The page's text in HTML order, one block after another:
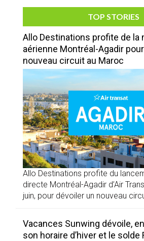
TOP STORIES
Allo Destinations profite de la
aérienne Montréal-Agadir
nouveau circuit au Maroc
Allo Destinations profite du
directe Montréal-Agadir d’Air
juin, pour dévoiler un nouveau
Vacances Sunwing dévoile,
son horaire d’hiver et le